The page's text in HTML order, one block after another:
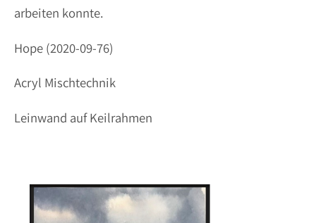
arbeiten konnte.
Hope (2020-09-76)
Acryl Mischtechnik
Leinwand auf Keilrahmen